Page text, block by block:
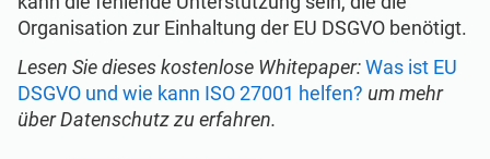
Organisation zur Einhaltung der EU DSGVO benötigt.
Lesen Sie dieses kostenlose Whitepaper:Was ist EU
DSGVO und wie kann ISO 27001 helfen? um mehr
über Datenschutz zu erfahren.